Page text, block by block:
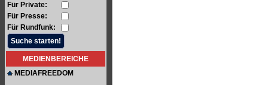
Für Private:
Für Presse:
Für Rundfunk:
MEDIENBEREICHE
MEDIAFREEDOM